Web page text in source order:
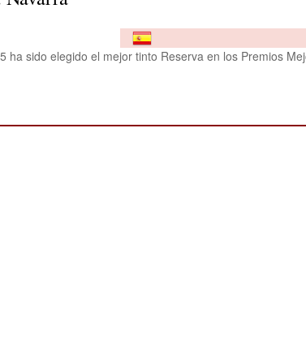
ha sido elegido el mejor tinto Reserva en los Premios